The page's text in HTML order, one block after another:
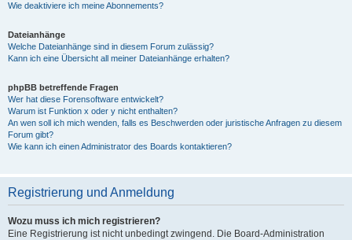
Wie deaktiviere ich meine Abonnements?
Dateianhänge
Welche Dateianhänge sind in diesem Forum zulässig?
Kann ich eine Übersicht all meiner Dateianhänge erhalten?
phpBB betreffende Fragen
Wer hat diese Forensoftware entwickelt?
Warum ist Funktion x oder y nicht enthalten?
An wen soll ich mich wenden, falls es Beschwerden oder juristische Anfragen zu diesem
Forum gibt?
Wie kann ich einen Administrator des Boards kontaktieren?
Registrierung und Anmeldung
Wozu muss ich mich registrieren?
Eine Registrierung ist nicht unbedingt zwingend. Die Board-Administration